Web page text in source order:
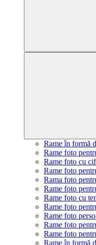
Rame în formă
Rame foto
Rame foto cu
Rame foto
Rama foto
Rame foto
Rame foto cu
Rame foto
Rame foto
Rame foto
Rame foto
Rame în formă